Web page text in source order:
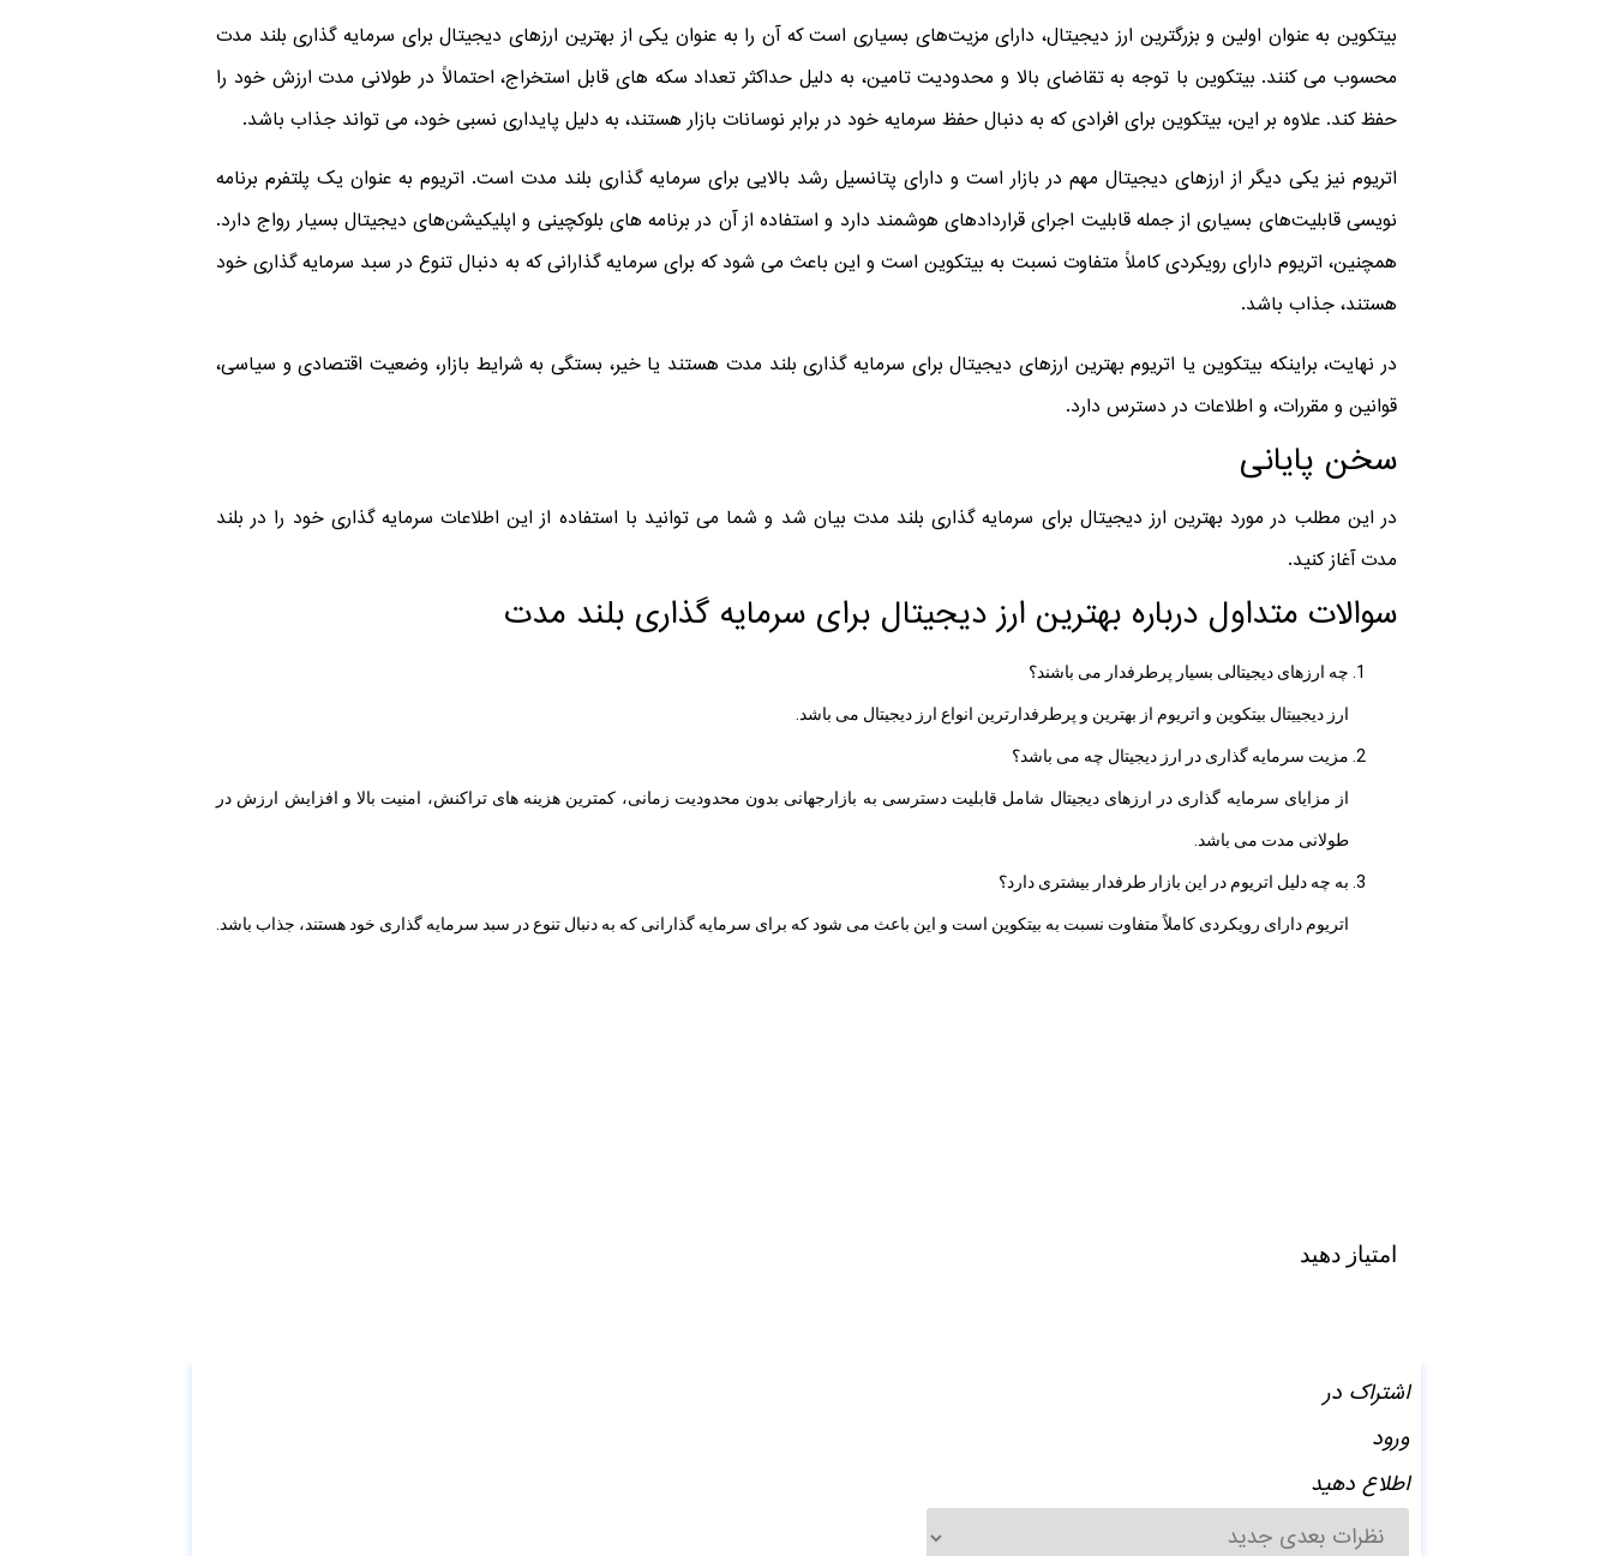
بیتکوین به عنوان اولین و بزرگترین ارز دیجیتال، دارای مزیت‌های بسیاری است که آن را به عنوان یکی از بهترین ارزهای دیجیتال برای سرمایه گذاری بلند مدت
محسوب می کنند. بیتکوین با توجه به تقاضای بالا و محدودیت تامین، به دلیل حداکثر تعداد سکه های قابل استخراج، احتمالاً در طولانی مدت ارزش خود را
حفظ کند. علاوه بر این، بیتکوین برای افرادی که به دنبال حفظ سرمایه خود در برابر نوسانات بازار هستند، به دلیل پایداری نسبی خود، می تواند جذاب باشد.
اتریوم نیز یکی دیگر از ارزهای دیجیتال مهم در بازار است و دارای پتانسیل رشد بالایی برای سرمایه گذاری بلند مدت است. اتریوم به عنوان یک پلتفرم برنامه
نویسی قابلیت‌های بسیاری از جمله قابلیت اجرای قراردادهای هوشمند دارد و استفاده از آن در برنامه های بلوکچینی و اپلیکیشن‌های دیجیتال بسیار رواج دارد.
همچنین، اتریوم دارای رویکردی کاملاً متفاوت نسبت به بیتکوین است و این باعث می ‌شود که برای سرمایه ‌گذارانی که به دنبال تنوع در سبد سرمایه‌ گذاری خود
هستند، جذاب باشد.
در نهایت، براینکه بیتکوین یا اتریوم بهترین ارزهای دیجیتال برای سرمایه گذاری بلند مدت هستند یا خیر، بستگی به شرایط بازار، وضعیت اقتصادی و سیاسی،
قوانین و مقررات، و اطلاعات در دسترس دارد.
سخن پایانی
در این مطلب در مورد بهترین ارز دیجیتال برای سرمایه گذاری بلند مدت بیان شد و شما می توانید با استفاده از این اطلاعات سرمایه گذاری خود را در بلند
مدت آغاز کنید.
سوالات متداول درباره بهترین ارز دیجیتال برای سرمایه گذاری بلند مدت
چه ارزهای دیجیتالی بسیار پرطرفدار می باشند؟
ارز دیجییتال بیتکوین و اتریوم از بهترین و پرطرفدارترین انواع ارز دیجیتال می باشد.
مزیت سرمایه گذاری در ارز دیجیتال چه می باشد؟
از مزایای سرمایه گذاری در ارزهای دیجیتال شامل قابلیت دسترسی به بازارجهانی بدون محدودیت زمانی، کمترین هزینه ‌های تراکنش، امنیت بالا و افزایش ارزش در
طولانی مدت می ‌باشد.
به چه دلیل اتریوم در این بازار طرفدار بیشتری دارد؟
اتریوم دارای رویکردی کاملاً متفاوت نسبت به بیتکوین است و این باعث می ‌شود که برای سرمایه ‌گذارانی که به دنبال تنوع در سبد سرمایه‌ گذاری خود هستند، جذاب باشد.
امتیاز دهید
اشتراک در
ورود
اطلاع دهید